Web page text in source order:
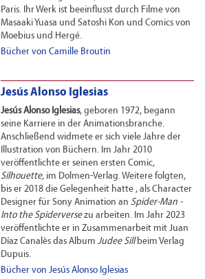
Paris. Ihr Werk ist beeinflusst durch Filme von
Masaaki Yuasa und Satoshi Kon und Comics von
Moebius und Hergé.
Bücher von Camille Broutin
Jesús Alonso Iglesias
Jesús Alonso Iglesias, geboren 1972, begann
seine Karriere in der Animationsbranche.
Anschließend widmete er sich viele Jahre der
Illustration von Büchern. Im Jahr 2010
veröffentlichte er seinen ersten Comic,
Silhouette, im Dolmen-Verlag. Weitere folgten,
bis er 2018 die Gelegenheit hatte , als Character
Designer für Sony Animation an Spider-Man -
Into the Spiderversezu arbeiten. Im Jahr 2023
veröffentlichte er in Zusammenarbeit mit Juan
Díaz Canalès das Album Judee Sillbeim Verlag
Dupuis.
Bücher von Jesús Alonso Iglesias